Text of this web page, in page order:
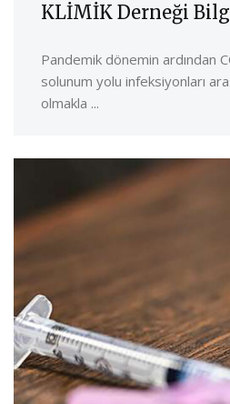
KLİMİK Derneği
Pandemik dönemin ardından
solunum yolu infeksiyonları
olmakla ...